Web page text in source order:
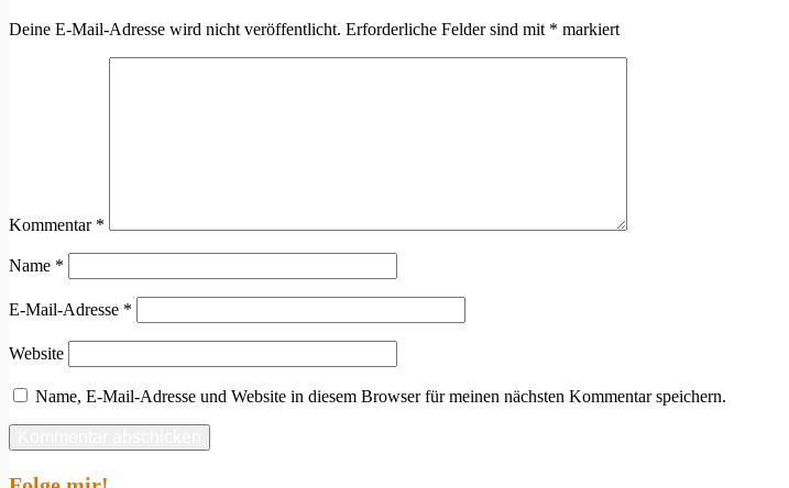
Deine E-Mail-Adresse wird nicht veröffentlicht. Erforderliche Felder sind mit * markiert
Kommentar *
Name *
E-Mail-Adresse *
Website
Name, E-Mail-Adresse und Website in diesem Browser für meinen nächsten Kommentar speichern.